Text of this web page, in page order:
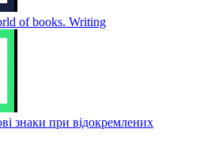
of books. Writing
знаки при відокремлених